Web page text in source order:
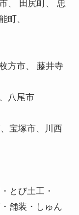
、 田尻町、 忠
町、
方市、 藤井寺
八尾市
宝塚市、川西
とび土工・
舗装・しゅん